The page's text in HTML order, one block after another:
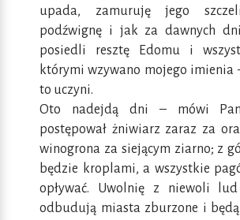
upada, zamuruję jego
podźwignę i jak za dawnych
posiedli resztę Edomu i
którymi wzywano mojego imienia
to uczyni.
Oto nadejdą dni – mówi
postępował żniwiarz zaraz za
winogrona za siejącym ziarno; z
będzie kroplami, a wszystkie
opływać. Uwolnię z niewoli
odbudują miasta zburzone i